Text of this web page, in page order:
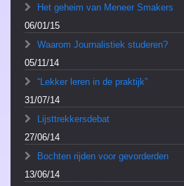
Het geheim van Meneer Smakers
06/01/15
Waarom Journalistiek studeren?
05/11/14
“Lekker leren in de praktijk”
31/07/14
Lijsttrekkersdebat
27/06/14
Bochten rijden voor gevorderden
13/06/14